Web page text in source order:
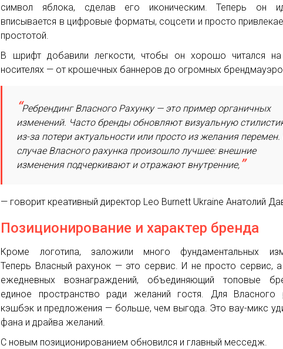
символ яблока, сделав его иконическим. Теперь он
вписывается в цифровые форматы, соцсети и просто
простотой.
В шрифт добавили легкости, чтобы он хорошо читался
носителях — от крошечных баннеров до огромных
Ребрендинг Власного Рахунку — это пример органичных
изменений. Часто бренды обновляют визуальную
из-за потери актуальности или просто из желания перемен.
случае Власного рахунка произошло лучшее: внешние
изменения подчеркивают и отражают внутренние,
— говорит креативный директор Leo Burnett Ukraine Анатолий
Позиционирование и характер бренда
Кроме логотипа, заложили много фундаментальных
Теперь Власный рахунок — это сервис. И не просто сервис,
ежедневных вознаграждений, объединяющий топовые
единое пространство ради желаний гостя. Для Власного
кэшбэк и предложения — больше, чем выгода. Это вау-микс
фана и драйва желаний.
С новым позиционированием обновился и главный месседж.